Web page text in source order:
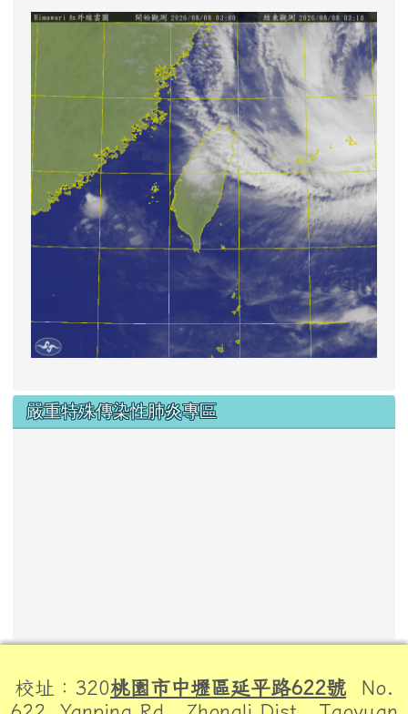
link
嚴重特殊傳染性肺炎專區
校址：320桃園市中壢區延平路622號 No.